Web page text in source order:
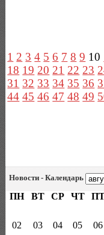
1 2 3 4 5 6 7 8 9 10
18 19 20 21 22 23
31 32 33 34 35 36
44 45 46 47 48 49
Новости - Календарь
ПН ВТ СР ЧТ
02
03 04 05 06